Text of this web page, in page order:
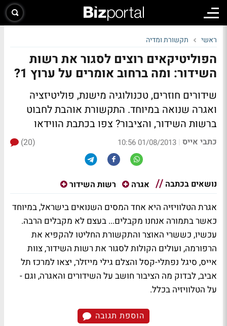
ראשי תקשורת ומדיה
הפוליטיקאים רוצים לסגור את רשות
השידור: ומה ברחוב אומרים על ערוץ 1?
שידורים חוזרים, טכנולוגיה מישנת, פוליטיזציה
ואגרה שנואה במיוחד. התקשורת אוהבת לחבוט
ברשות השידור, והציבור? צפו בכתבת הווידאו
כתבי אייס |
01/08/2013 10:56
(20)
נושאים בכתבה אגרה רשות השידור
אגרת הטלוויזיה היא אחד המסים השנואים בישראל, במיוחד
כאשר בתמורה אנחנו מקבלים... בעצם לא מקבלים הרבה.
עכשיו, כששרי האוצר והתקשורת החליטו להקפיא את
הרפורמה, ועולים הקולות לסגור את רשות השידור, צוות
אייס, סיגל נפתלי-קסל והצלם גילי מייזלר, יצאו למרכז תל
אביב, לבדוק מה הציבור חושב על השידורים והאגרה, וגם -
על הטלוויזיה בכלל.
הוספת תגובה